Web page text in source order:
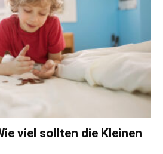
viel sollten die Kleinen